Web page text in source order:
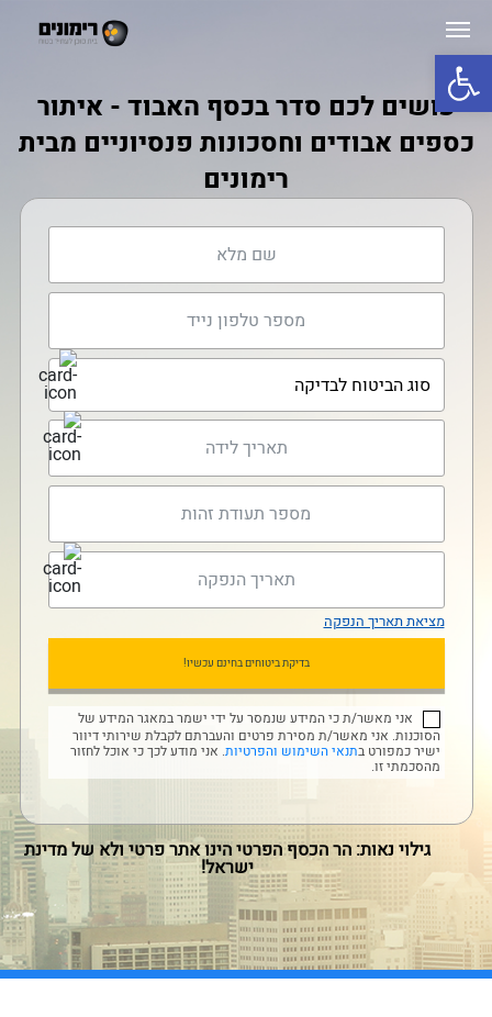
פתח סרגל נגישות
עושים לכם סדר בכסף האבוד - איתור
כספים אבודים וחסכונות פנסיוניים מבית
רימונים
מציאת תאריך הנפקה
בדיקת ביטוחים בחינם עכשיו!
אני מאשר/ת כי המידע שנמסר על ידי ישמר במאגר המידע של
הסוכנות. אני מאשר/ת מסירת פרטים והעברתם לקבלת שירותי דיוור
ישיר כמפורט בתנאי השימוש והפרטיות. אני מודע לכך כי אוכל לחזור
מהסכמתי זו.
גילוי נאות: הר הכסף הפרטי הינו אתר פרטי ולא של מדינת
ישראל!